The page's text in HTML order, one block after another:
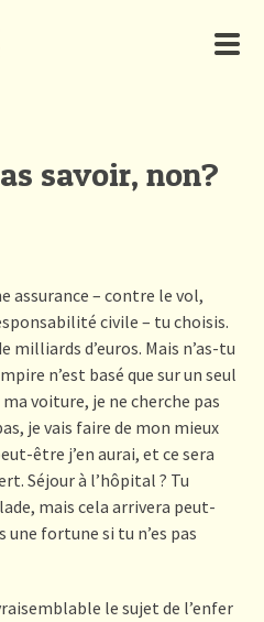
savoir, non?
assurance – contre le vol,
civile – tu choisis.
milliards d’euros. Mais n’as-tu
n’est basé que sur un seul
ma voiture, je ne cherche pas
je vais faire de mon mieux
être j’en aurai, et ce sera
Séjour à l’hôpital ? Tu
mais cela arrivera peut-
fortune si tu n’es pas
le sujet de l’enfer